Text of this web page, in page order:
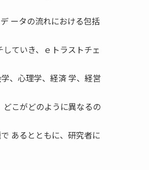
ータの流れにおける包括
ていき、ｅトラストチェ
、心理学、経済 学、経営
こがどのように異なるの
あるとともに、研究者に